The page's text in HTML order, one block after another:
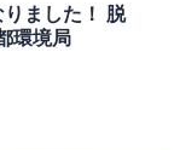
りました！ 脱
環境局